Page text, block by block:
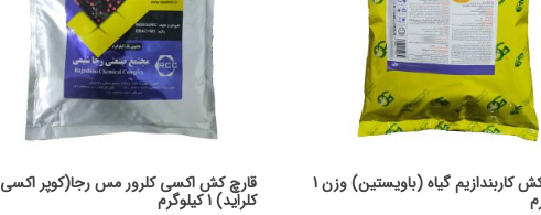
قارچ کش کاربندازیم گیاه (باویستین) وزن 1 قارچ کش اکسی کلرور مس رجا(کوپر اکسی
کلراید) 1 کیلوگرم